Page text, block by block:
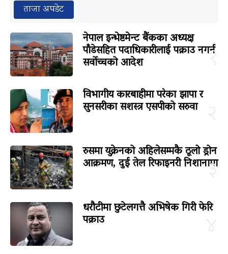
ताजा अपडेट
१
नेपाल इन्भेष्टमेन्ट बैंकका अध्यक्ष
पाँडेसहित पदाधिकारीलाई पक्राउ नगर्न
सर्वोच्चको आदेश
विभागीय कारबाहीमा परेका झापा र
सुनसरीका सशस्त्र एसपीको सरुवा
३
रुसमा युक्रेनको अहिलेसम्मकै ठूलो ड्रोन
आक्रमण, दुई तेल रिफाइनरी निशानामा
धरौटीमा छुटेलगत्तै अभिषेक गिरी फेरि
पक्राउ